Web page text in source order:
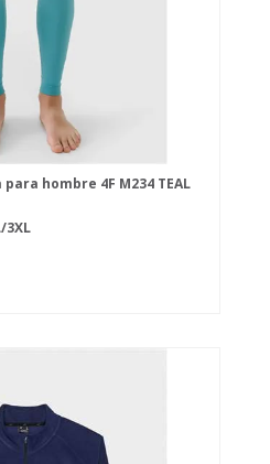
hombre 4F M234 TEAL
3XL